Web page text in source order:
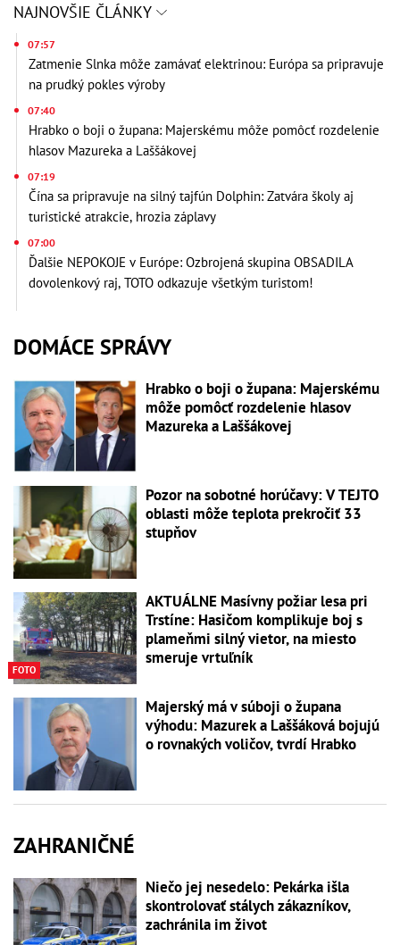
NAJNOVŠIE ČLÁNKY
07:57
Zatmenie Slnka môže zamávať elektrinou: Európa sa pripravuje
na prudký pokles výroby
07:40
Hrabko o boji o župana: Majerskému môže pomôcť rozdelenie
hlasov Mazureka a Laššákovej
07:19
Čína sa pripravuje na silný tajfún Dolphin: Zatvára školy aj
turistické atrakcie, hrozia záplavy
07:00
Ďalšie NEPOKOJE v Európe: Ozbrojená skupina OBSADILA
dovolenkový raj, TOTO odkazuje všetkým turistom!
DOMÁCE SPRÁVY
Hrabko o boji o župana: Majerskému
môže pomôcť rozdelenie hlasov
Mazureka a Laššákovej
Pozor na sobotné horúčavy: V TEJTO
oblasti môže teplota prekročiť 33
stupňov
FOTO
AKTUÁLNE Masívny požiar lesa pri
Trstíne: Hasičom komplikuje boj s
plameňmi silný vietor, na miesto
smeruje vrtuľník
Majerský má v súboji o župana
výhodu: Mazurek a Laššáková bojujú
o rovnakých voličov, tvrdí Hrabko
ZAHRANIČNÉ
Niečo jej nesedelo: Pekárka išla
skontrolovať stálych zákazníkov,
zachránila im život